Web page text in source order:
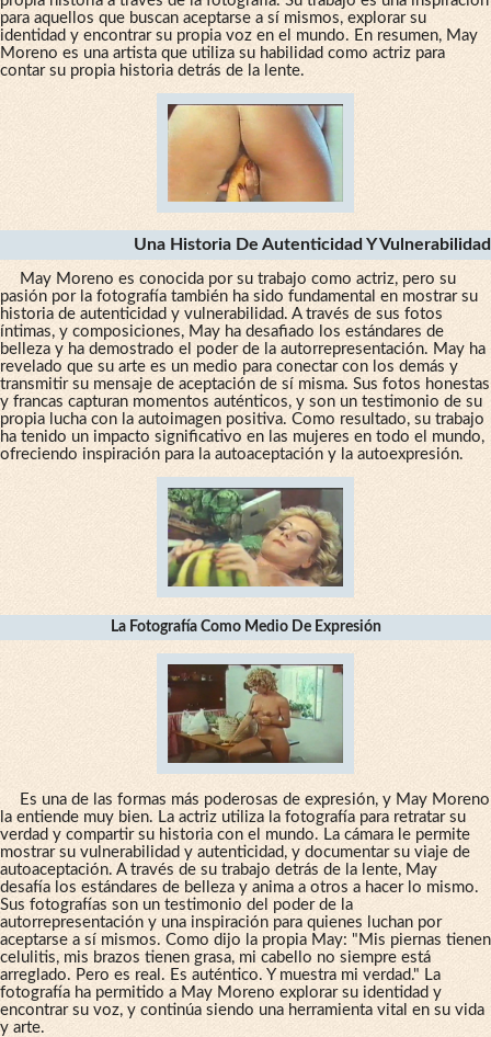
para aquellos que buscan aceptarse a sí mismos, explorar su
identidad y encontrar su propia voz en el mundo. En resumen, May
Moreno es una artista que utiliza su habilidad como actriz para
contar su propia historia detrás de la lente.
Una Historia De Autenticidad Y Vulnerabilidad
May Moreno es conocida por su trabajo como actriz, pero su
pasión por la fotografía también ha sido fundamental en mostrar su
historia de autenticidad y vulnerabilidad. A través de sus fotos
íntimas, y composiciones, May ha desafiado los estándares de
belleza y ha demostrado el poder de la autorrepresentación. May ha
revelado que su arte es un medio para conectar con los demás y
transmitir su mensaje de aceptación de sí misma. Sus fotos honestas
y francas capturan momentos auténticos, y son un testimonio de su
propia lucha con la autoimagen positiva. Como resultado, su trabajo
ha tenido un impacto significativo en las mujeres en todo el mundo,
ofreciendo inspiración para la autoaceptación y la autoexpresión.
La Fotografía Como Medio De Expresión
Es una de las formas más poderosas de expresión, y May Moreno
la entiende muy bien. La actriz utiliza la fotografía para retratar su
verdad y compartir su historia con el mundo. La cámara le permite
mostrar su vulnerabilidad y autenticidad, y documentar su viaje de
autoaceptación. A través de su trabajo detrás de la lente, May
desafía los estándares de belleza y anima a otros a hacer lo mismo.
Sus fotografías son un testimonio del poder de la
autorrepresentación y una inspiración para quienes luchan por
aceptarse a sí mismos. Como dijo la propia May: "Mis piernas tienen
celulitis, mis brazos tienen grasa, mi cabello no siempre está
arreglado. Pero es real. Es auténtico. Y muestra mi verdad." La
fotografía ha permitido a May Moreno explorar su identidad y
encontrar su voz, y continúa siendo una herramienta vital en su vida
y arte.